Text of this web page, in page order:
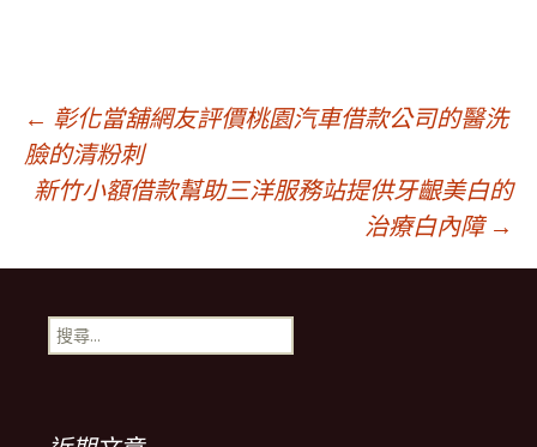
文
章
導
覽
← 彰化當舖網友評價桃園汽車借款公司的醫洗
臉的清粉刺
新竹小額借款幫助三洋服務站提供牙齦美白的
治療白內障 →
搜
尋